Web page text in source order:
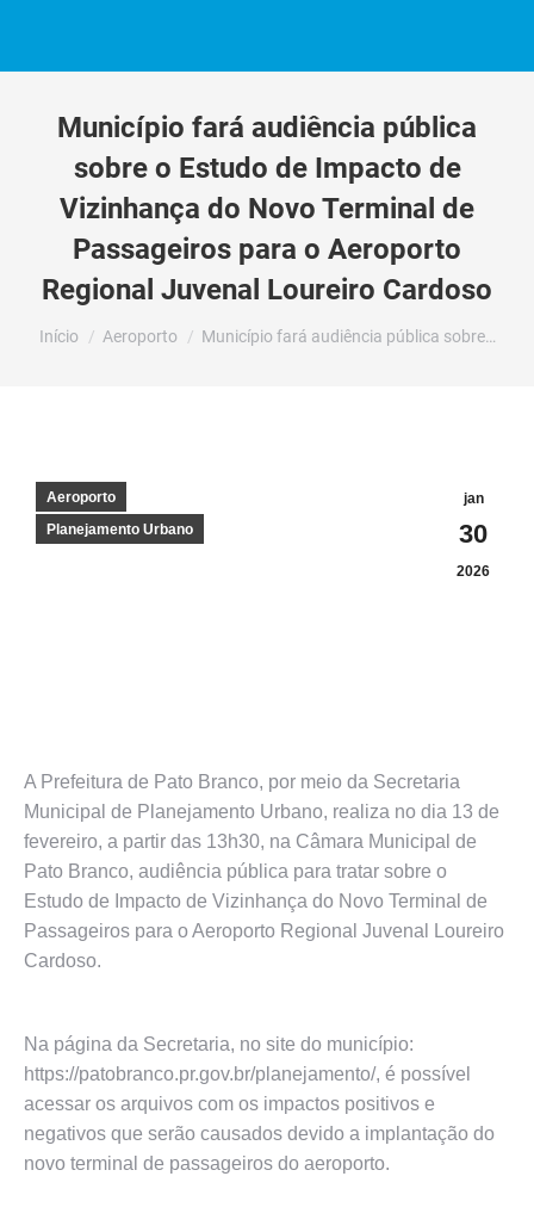
Município fará audiência pública
sobre o Estudo de Impacto de
Vizinhança do Novo Terminal de
Passageiros para o Aeroporto
Regional Juvenal Loureiro Cardoso
Você está aqui:
Início Aeroporto Município fará audiência pública sobre…
jan
30
2026
Aeroporto
Planejamento Urbano
A Prefeitura de Pato Branco, por meio da Secretaria
Municipal de Planejamento Urbano, realiza no dia 13 de
fevereiro, a partir das 13h30, na Câmara Municipal de
Pato Branco, audiência pública para tratar sobre o
Estudo de Impacto de Vizinhança do Novo Terminal de
Passageiros para o Aeroporto Regional Juvenal Loureiro
Cardoso.
Na página da Secretaria, no site do município:
https://patobranco.pr.gov.br/planejamento/, é possível
acessar os arquivos com os impactos positivos e
negativos que serão causados devido a implantação do
novo terminal de passageiros do aeroporto.